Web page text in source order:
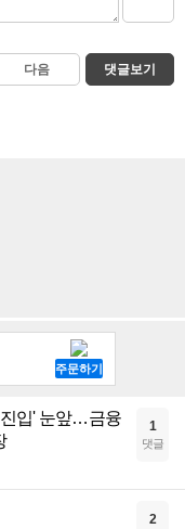
다음 댓글보기
진입' 눈앞…금융
1
댓글
2